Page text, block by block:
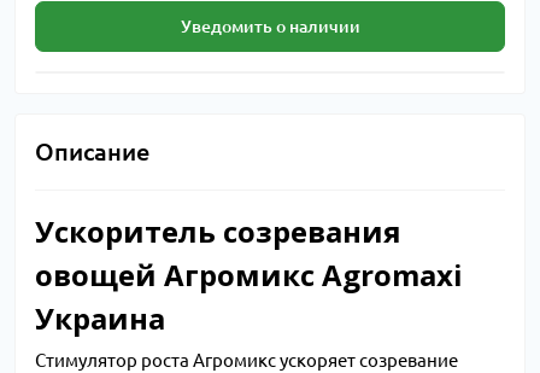
Уведомить о наличии
Описание
Ускоритель созревания
овощей Агромикс Agromaxi
Украина
Стимулятор роста Агромикс ускоряет созревание